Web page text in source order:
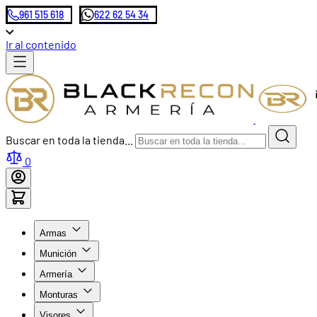
961 515 618 622 62 54 34
Ir al contenido
Buscar en toda la tienda...
0
Armas
Munición
Armería
Monturas